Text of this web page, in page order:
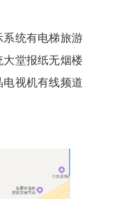
统有电梯旅游
堂报纸无烟楼
视机有线频道